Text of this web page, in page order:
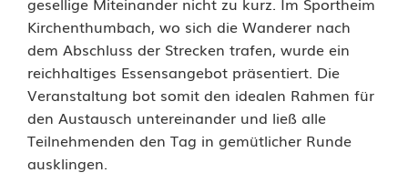
n
w
ö
h
r
Kirchenthumbach, wo sich die Wanderer nach
dem Abschluss der Strecken trafen, wurde ein
reichhaltiges Essensangebot präsentiert. Die
Veranstaltung bot somit den idealen Rahmen für
den Austausch untereinander und ließ alle
Teilnehmenden den Tag in gemütlicher Runde
ausklingen.